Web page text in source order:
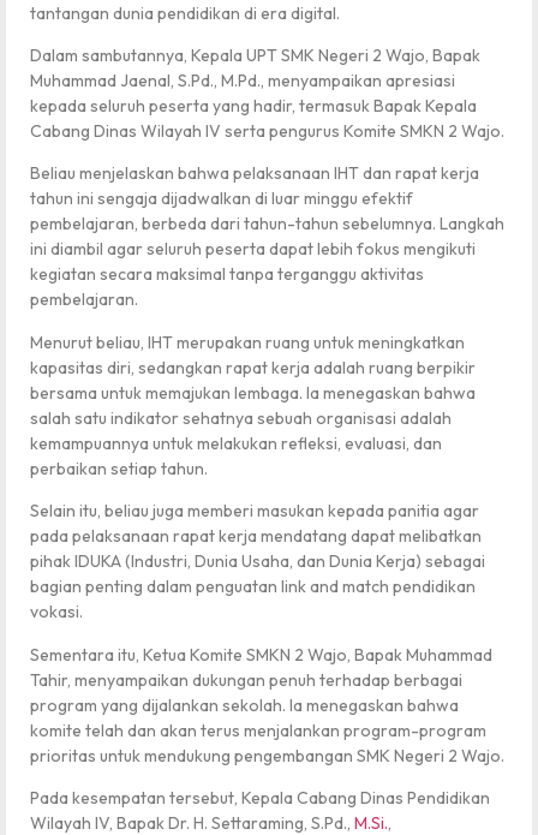
tantangan dunia pendidikan di era digital.
Dalam sambutannya, Kepala UPT SMK Negeri 2 Wajo, Bapak
Muhammad Jaenal, S.Pd., M.Pd., menyampaikan apresiasi
kepada seluruh peserta yang hadir, termasuk Bapak Kepala
Cabang Dinas Wilayah IV serta pengurus Komite SMKN 2 Wajo.
Beliau menjelaskan bahwa pelaksanaan IHT dan rapat kerja
tahun ini sengaja dijadwalkan di luar minggu efektif
pembelajaran, berbeda dari tahun-tahun sebelumnya. Langkah
ini diambil agar seluruh peserta dapat lebih fokus mengikuti
kegiatan secara maksimal tanpa terganggu aktivitas
pembelajaran.
Menurut beliau, IHT merupakan ruang untuk meningkatkan
kapasitas diri, sedangkan rapat kerja adalah ruang berpikir
bersama untuk memajukan lembaga. Ia menegaskan bahwa
salah satu indikator sehatnya sebuah organisasi adalah
kemampuannya untuk melakukan refleksi, evaluasi, dan
perbaikan setiap tahun.
Selain itu, beliau juga memberi masukan kepada panitia agar
pada pelaksanaan rapat kerja mendatang dapat melibatkan
pihak IDUKA (Industri, Dunia Usaha, dan Dunia Kerja) sebagai
bagian penting dalam penguatan link and match pendidikan
vokasi.
Sementara itu, Ketua Komite SMKN 2 Wajo, Bapak Muhammad
Tahir, menyampaikan dukungan penuh terhadap berbagai
program yang dijalankan sekolah. Ia menegaskan bahwa
komite telah dan akan terus menjalankan program-program
prioritas untuk mendukung pengembangan SMK Negeri 2 Wajo.
Pada kesempatan tersebut, Kepala Cabang Dinas Pendidikan
Wilayah IV, Bapak Dr. H. Settaraming, S.Pd., M.Si.,